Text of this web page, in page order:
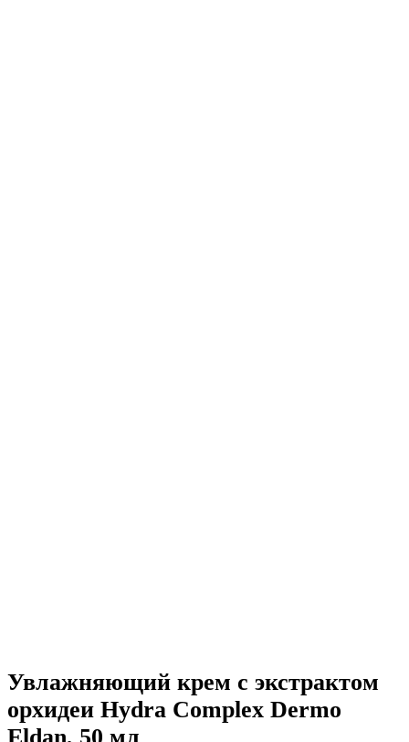
Увлажняющий крем с экстрактом
орхидеи Hydra Complex Dermo